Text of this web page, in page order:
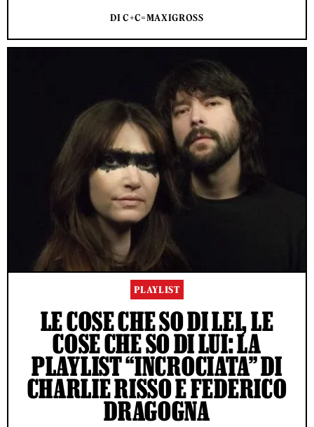
DI C+C=MAXIGROSS
PLAYLIST
LE COSE CHE SO DI LEI, LE
COSE CHE SO DI LUI: LA
PLAYLIST “INCROCIATA” DI
CHARLIE RISSO E FEDERICO
DRAGOGNA